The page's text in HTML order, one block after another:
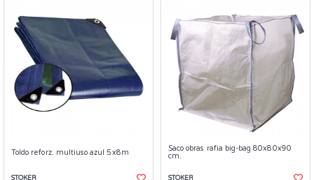
Toldo reforz. multiuso azul 5x8m
STOKER
Saco obras rafia big-bag 80x80x90
cm.
STOKER